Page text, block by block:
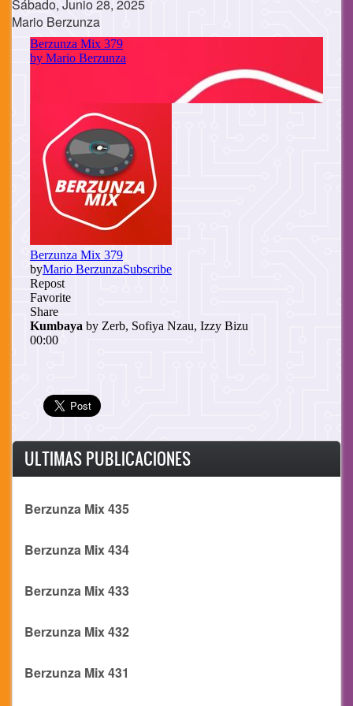
Sábado, Junio 28, 2025
Mario Berzunza
Cuerpo
ULTIMAS PUBLICACIONES
Berzunza Mix 435
Berzunza Mix 434
Berzunza Mix 433
Berzunza Mix 432
Berzunza Mix 431